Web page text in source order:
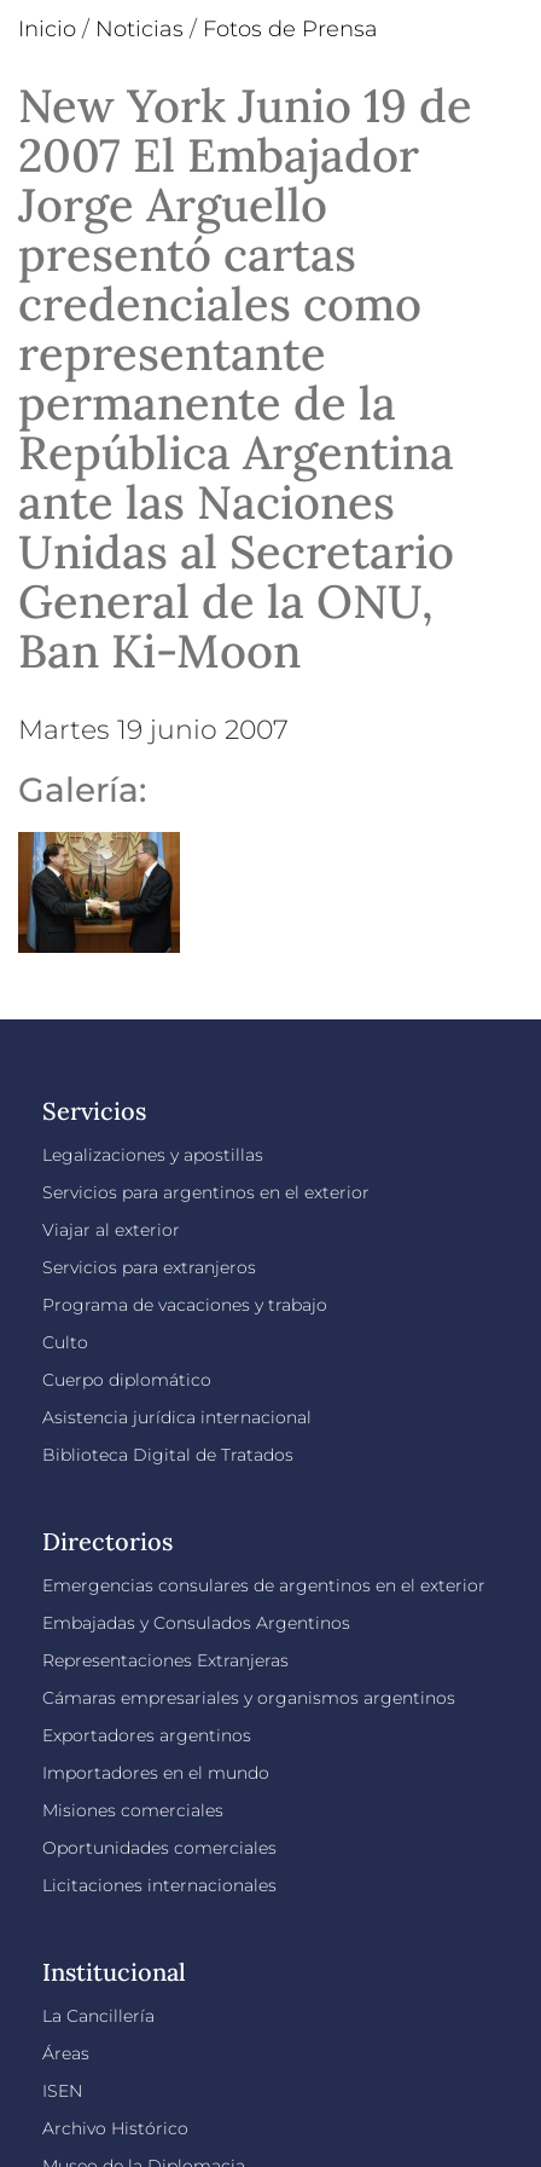
Inicio / Noticias / Fotos de Prensa
New York Junio 19 de
2007 El Embajador
Jorge Arguello
presentó cartas
credenciales como
representante
permanente de la
República Argentina
ante las Naciones
Unidas al Secretario
General de la ONU,
Ban Ki-Moon
martes 19 junio 2007
Galería:
Servicios
Legalizaciones y apostillas
Servicios para argentinos en el exterior
Viajar al exterior
Servicios para extranjeros
Programa de vacaciones y trabajo
Culto
Cuerpo diplomático
Asistencia jurídica internacional
Biblioteca Digital de Tratados
Directorios
Emergencias consulares de argentinos en el exterior
Embajadas y Consulados Argentinos
Representaciones Extranjeras
Cámaras empresariales y organismos argentinos
Exportadores argentinos
Importadores en el mundo
Misiones comerciales
Oportunidades comerciales
Licitaciones internacionales
Institucional
La Cancillería
Áreas
ISEN
Archivo Histórico